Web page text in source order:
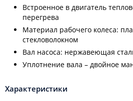
Встроенное в двигатель
перегрева
Материал рабочего колеса:
стекловолокном
Вал насоса: нержавеющая
Уплотнение вала – двойное
Характеристики